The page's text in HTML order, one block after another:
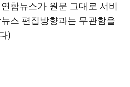
합뉴스가 원문 그대로 서비
스 편집방향과는 무관함을
)